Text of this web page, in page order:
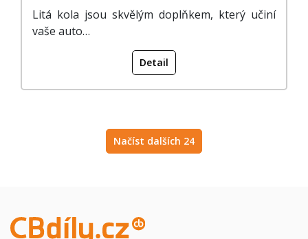
Litá kola jsou skvělým doplňkem, který učiní
vaše auto…
Detail
Načíst dalších 24